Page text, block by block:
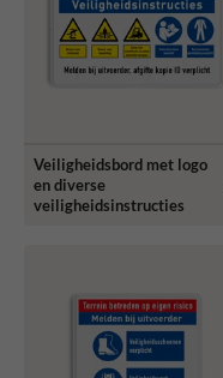
Veiligheidsbord met logo
en diverse
veiligheidsinstructies